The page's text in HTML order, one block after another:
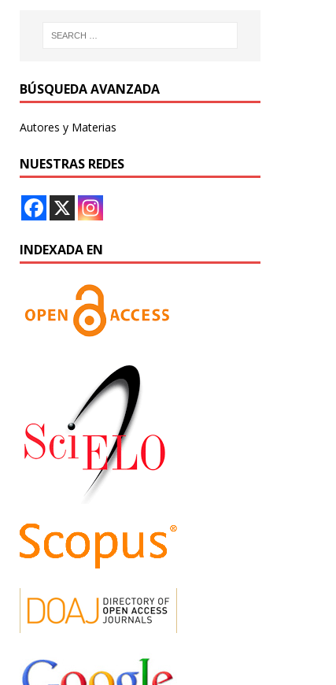
BÚSQUEDA AVANZADA
Autores y Materias
NUESTRAS REDES
INDEXADA EN